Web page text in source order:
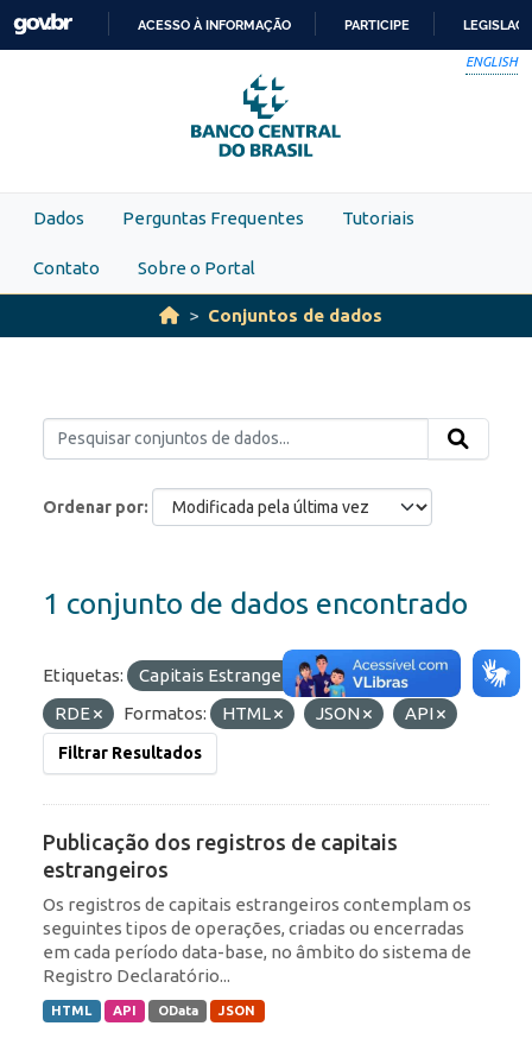
Skip to main content
PARA
O
CONTEÚDO
ACESSO À INFORMAÇÃO PARTICIPE
ENGLISH
Dados Perguntas Frequentes Tutoriais
Contato Sobre o Portal
Conjuntos de dados
Ordenar por
1 conjunto de dados encontrado
Etiquetas: Capitais Estrangeiros
Portfólio
RDE
Formatos: HTML JSON API
Filtrar Resultados
Publicação dos registros de capitais
estrangeiros
Os registros de capitais estrangeiros contemplam os
seguintes tipos de operações, criadas ou encerradas
em cada período data-base, no âmbito do sistema de
Registro Declaratório...
HTML API OData JSON